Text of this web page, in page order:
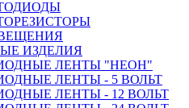
ИЗДЕЛИЯ
ЛЕНТЫ "НЕОН"
ЛЕНТЫ - 5 ВОЛЬТ
ЛЕНТЫ - 12 ВОЛЬТ